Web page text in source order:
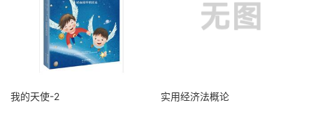
我的天使-2 实用经济法概论